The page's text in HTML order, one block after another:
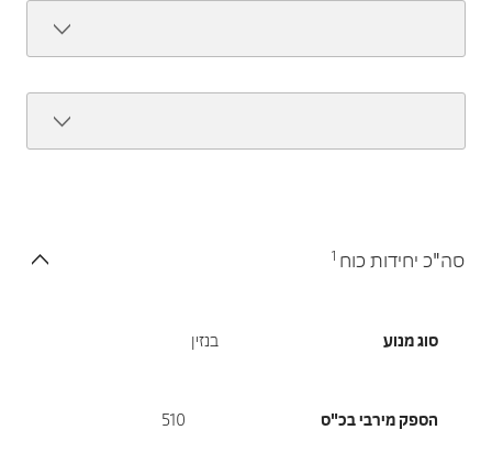
סה"כ יחידות כוח1
סוג מנוע בנזין
הספק מירבי בכ"ס 510